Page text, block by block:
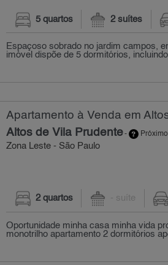
5 quartos 2 suítes
Espaçoso sobrado no jardim campos,
imóvel dispõe de 5 dormitórios,
Apartamento à Venda em
Altos de Vila Prudente-
Zona Leste - São Paulo
2 quartos - suíte
Oportunidade minha casa minha vida
monotrilho apartamento 2 dormitórios